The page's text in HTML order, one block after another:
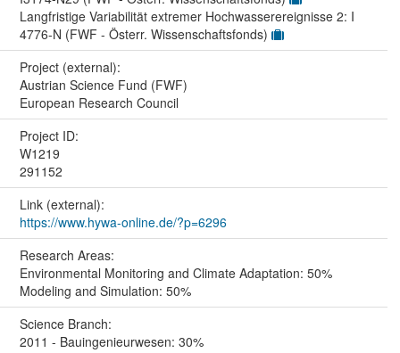
Langfristige Variabilität extremer Hochwasserereignisse 2: I
4776-N (FWF - Österr. Wissenschaftsfonds)
Project (external):
Austrian Science Fund (FWF)
European Research Council
Project ID:
W1219
291152
Link (external):
https://www.hywa-online.de/?p=6296
Research Areas:
Environmental Monitoring and Climate Adaptation: 50%
Modeling and Simulation: 50%
Science Branch:
2011 - Bauingenieurwesen: 30%